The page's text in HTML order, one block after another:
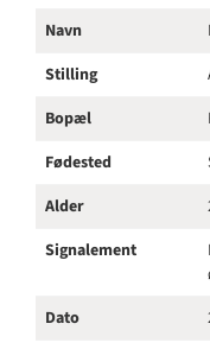
Navn
Stilling
Bopæl
Fødested
Alder
Signalement
Dato